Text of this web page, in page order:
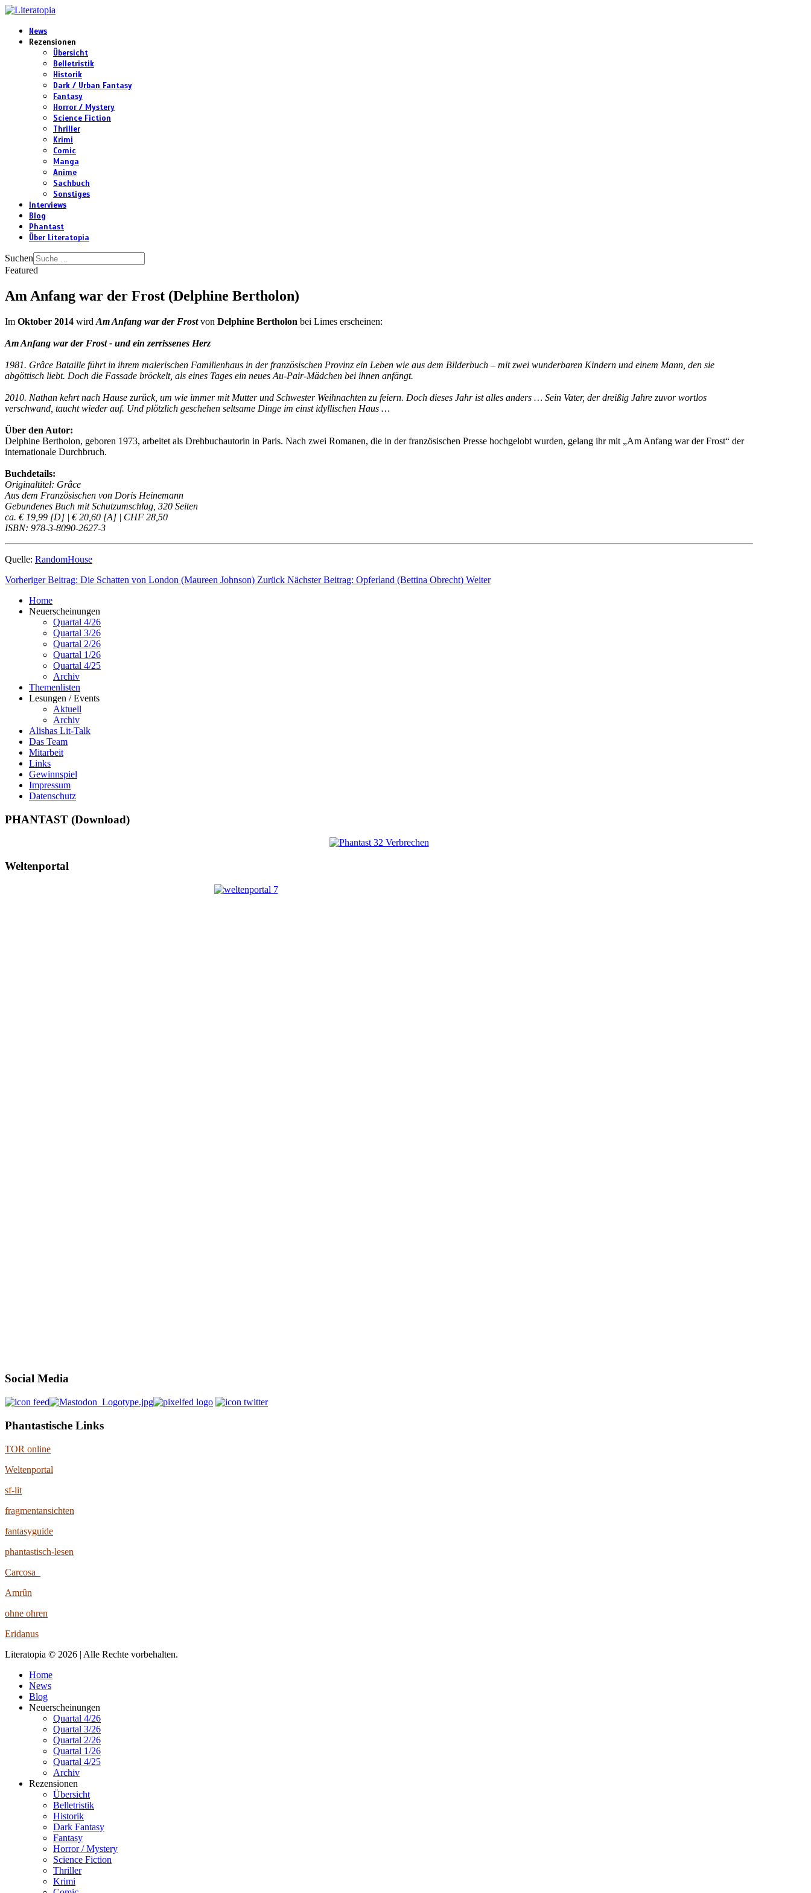
News
Rezensionen
Übersicht
Belletristik
Historik
Dark / Urban Fantasy
Fantasy
Horror / Mystery
Science Fiction
Thriller
Krimi
Comic
Manga
Anime
Sachbuch
Sonstiges
Interviews
Blog
Phantast
Über Literatopia
Suchen
Featured
Am Anfang war der Frost (Delphine Bertholon)
Im Oktober 2014 wird Am Anfang war der Frostvon Delphine Bertholon bei Limes erscheinen:
Am Anfang war der Frost - und ein zerrissenes Herz
1981. Grâce Bataille führt in ihrem malerischen Familienhaus in der französischen Provinz ein Leben wie aus dem Bilderbuch – mit zwei wunderbaren Kindern und einem Mann, den sie
abgöttisch liebt. Doch die Fassade bröckelt, als eines Tages ein neues Au-Pair-Mädchen bei ihnen anfängt.
2010. Nathan kehrt nach Hause zurück, um wie immer mit Mutter und Schwester Weihnachten zu feiern. Doch dieses Jahr ist alles anders … Sein Vater, der dreißig Jahre zuvor wortlos
verschwand, taucht wieder auf. Und plötzlich geschehen seltsame Dinge im einst idyllischen Haus …
Über den Autor:
Delphine Bertholon, geboren 1973, arbeitet als Drehbuchautorin in Paris. Nach zwei Romanen, die in der französischen Presse hochgelobt wurden, gelang ihr mit „Am Anfang war der Frost“ der
internationale Durchbruch.
Buchdetails:
Originaltitel: Grâce
Aus dem Französischen von Doris Heinemann
Gebundenes Buch mit Schutzumschlag, 320 Seiten
ca. € 19,99 [D] | € 20,60 [A] | CHF 28,50
ISBN: 978-3-8090-2627-3
Quelle: RandomHouse
Vorheriger Beitrag: Die Schatten von London (Maureen Johnson) Zurück Nächster Beitrag: Opferland (Bettina Obrecht) Weiter
Home
Neuerscheinungen
Quartal 4/26
Quartal 3/26
Quartal 2/26
Quartal 1/26
Quartal 4/25
Archiv
Themenlisten
Lesungen / Events
Aktuell
Archiv
Alishas Lit-Talk
Das Team
Mitarbeit
Links
Gewinnspiel
Impressum
Datenschutz
PHANTAST (Download)
Weltenportal
Social Media
Phantastische Links
TOR online
Weltenportal
sf-lit
fragmentansichten
fantasyguide
phantastisch-lesen
Carcosa
Amrûn
ohne ohren
Eridanus
Literatopia © 2026 | Alle Rechte vorbehalten.
Home
News
Blog
Neuerscheinungen
Quartal 4/26
Quartal 3/26
Quartal 2/26
Quartal 1/26
Quartal 4/25
Archiv
Rezensionen
Übersicht
Belletristik
Historik
Dark Fantasy
Fantasy
Horror / Mystery
Science Fiction
Thriller
Krimi